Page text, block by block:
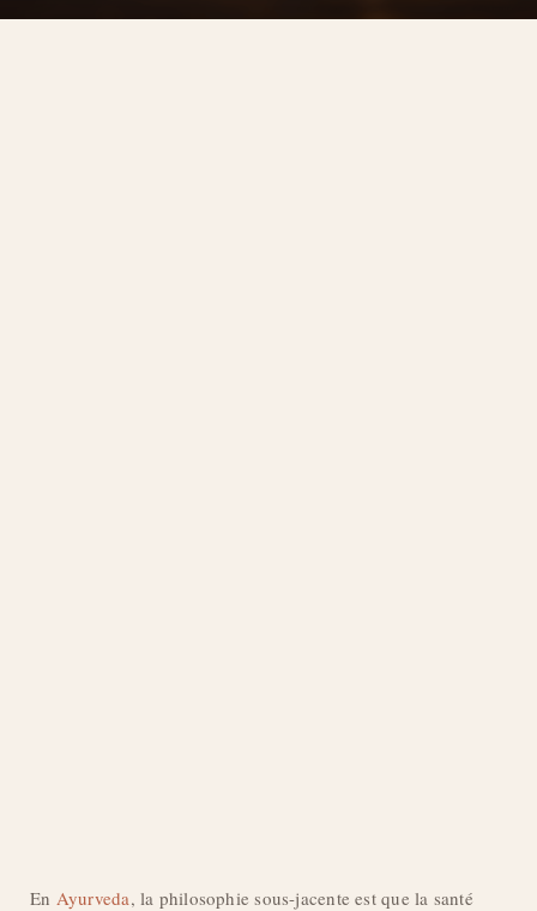
En Ayurveda, la philosophie sous-jacente est que la santé